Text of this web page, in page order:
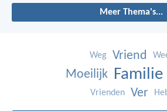
Meer Thema's...
Weg Vriend
Moeilijk Familie
Vrienden Ver